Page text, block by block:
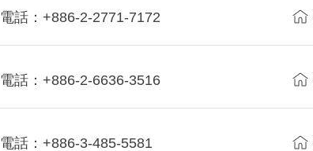
電話：+886-2-2771-7172
電話：+886-2-6636-3516
電話：+886-3-485-5581